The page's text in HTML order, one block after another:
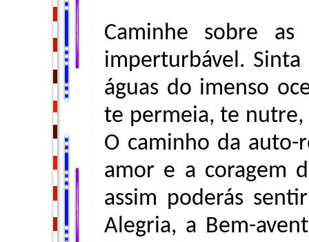
Caminhe sobre
imperturbável. Sinta
águas do imenso
te permeia, te nutre,
O caminho da auto-
amor e a coragem
assim poderás
Alegria, a Bem-